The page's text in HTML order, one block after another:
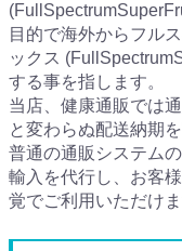
目的で海外からフル
ックス
する事を指します。
当店、健康通販では
と変わらぬ配送納期
普通の通販システム
輸入を代行し、お客
覚でご利用いただけま